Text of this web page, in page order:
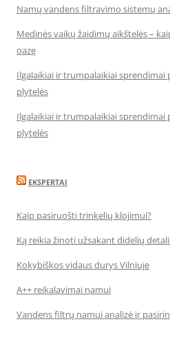
Namų vandens filtravimo sistemų
Medinės vaikų žaidimų aikštelės –
oazę
Ilgalaikiai ir trumpalaikiai sprendimai
plytelės
Ilgalaikiai ir trumpalaikiai sprendimai
plytelės
EKSPERTAI
Kaip pasiruošti trinkelių klojimui?
Ką reikia žinoti užsakant didelių
Kokybiškos vidaus durys Vilniuje
A++ reikalavimai namui
Vandens filtrų namui analizė ir